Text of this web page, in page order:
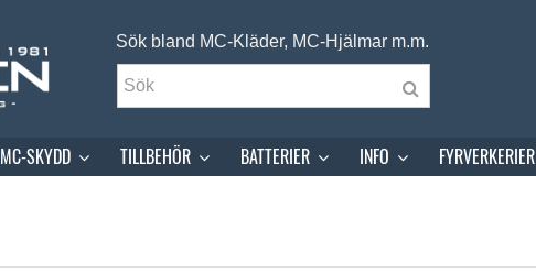
Sök bland MC-Kläder, MC-Hjälmar m.m.
MC-SKYDD TILLBEHÖR BATTERIER INFO FYRVERKERIER